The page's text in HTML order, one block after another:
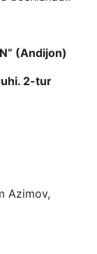
(Andijon)
2-tur
Azimov,